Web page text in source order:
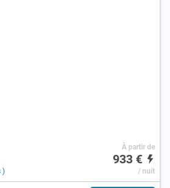
)
À partir de
933 €
/ nuit